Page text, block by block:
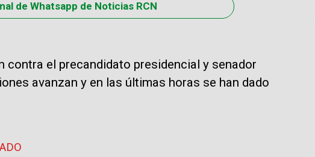
de Whatsapp de Noticias RCN
contra el precandidato presidencial y senador
avanzan y en las últimas horas se han dado